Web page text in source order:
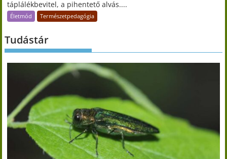
táplálékbevitel, a pihentető alvás....
Életmód Természetpedagógia
Tudástár